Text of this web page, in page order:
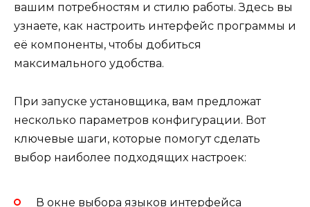
вашим потребностям и стилю работы. Здесь вы
узнаете, как настроить интерфейс программы и
её компоненты, чтобы добиться
максимального удобства.
При запуске установщика, вам предложат
несколько параметров конфигурации. Вот
ключевые шаги, которые помогут сделать
выбор наиболее подходящих настроек:
В окне выбора языков интерфейса